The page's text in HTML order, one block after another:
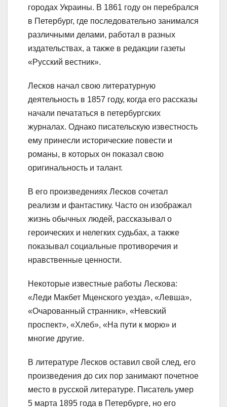
городах Украины. В 1861 году он перебрался
в Петербург, где последовательно занимался
различными делами, работал в разных
издательствах, а также в редакции газеты
«Русский вестник».
Лесков начал свою литературную
деятельность в 1857 году, когда его рассказы
начали печататься в петербургских
журналах. Однако писательскую известность
ему принесли исторические повести и
романы, в которых он показал свою
оригинальность и талант.
В его произведениях Лесков сочетал
реализм и фантастику. Часто он изображал
жизнь обычных людей, рассказывал о
героических и нелегких судьбах, а также
показывал социальные противоречия и
нравственные ценности.
Некоторые известные работы Лескова:
«Леди Макбет Мценского уезда», «Левша»,
«Очарованный странник», «Невский
проспект», «Хлеб», «На пути к морю» и
многие другие.
В литературе Лесков оставил свой след, его
произведения до сих пор занимают почетное
место в русской литературе. Писатель умер
5 марта 1895 года в Петербурге, но его